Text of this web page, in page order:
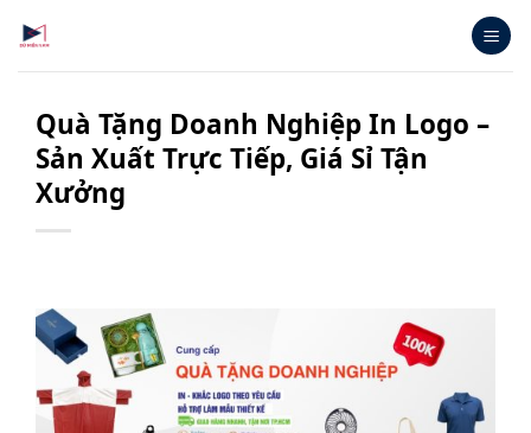
qua
nội
Quà Tặng Doanh Nghiệp In Logo –
Sản Xuất Trực Tiếp, Giá Sỉ Tận
Xưởng